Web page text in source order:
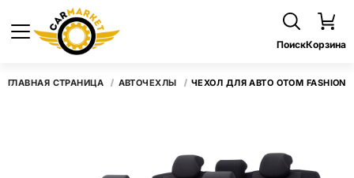
ПоискКорзина
ГЛАВНАЯ СТРАНИЦА АВТОЧЕХЛЫ ЧЕХОЛ ДЛЯ АВТО OTOM